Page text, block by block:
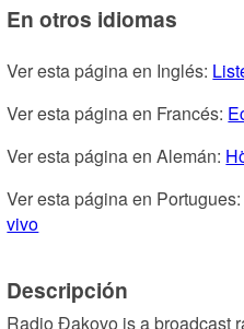
En otros idiomas
Ver esta página en Inglés:
Ver esta página en Francés:
Ver esta página en Alemán:
Ver esta página en Portugues:
vivo
Descripción
Radio Đakovo is a broadcast